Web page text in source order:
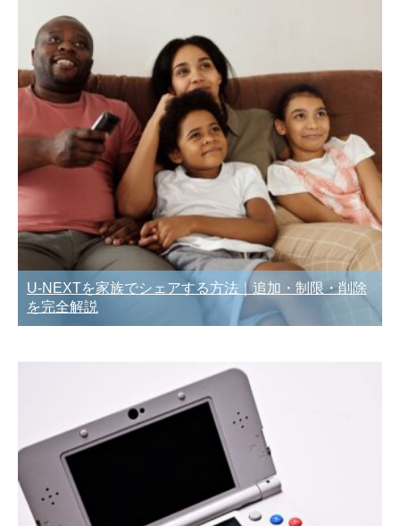
U-NEXTを家族でシェアする方法｜追加・制限・削除
を完全解説